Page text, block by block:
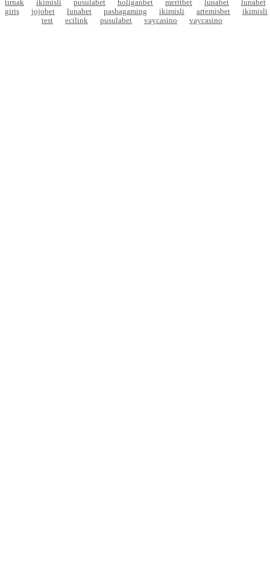
tırnak
ikimisli pusulabet holiganbet meritbet lunabet
lunabet
giriş
jojobet lunabet pashagaming ikimisli artemisbet
ikimisli
test
ecilink pusulabet vaycasino vaycasino